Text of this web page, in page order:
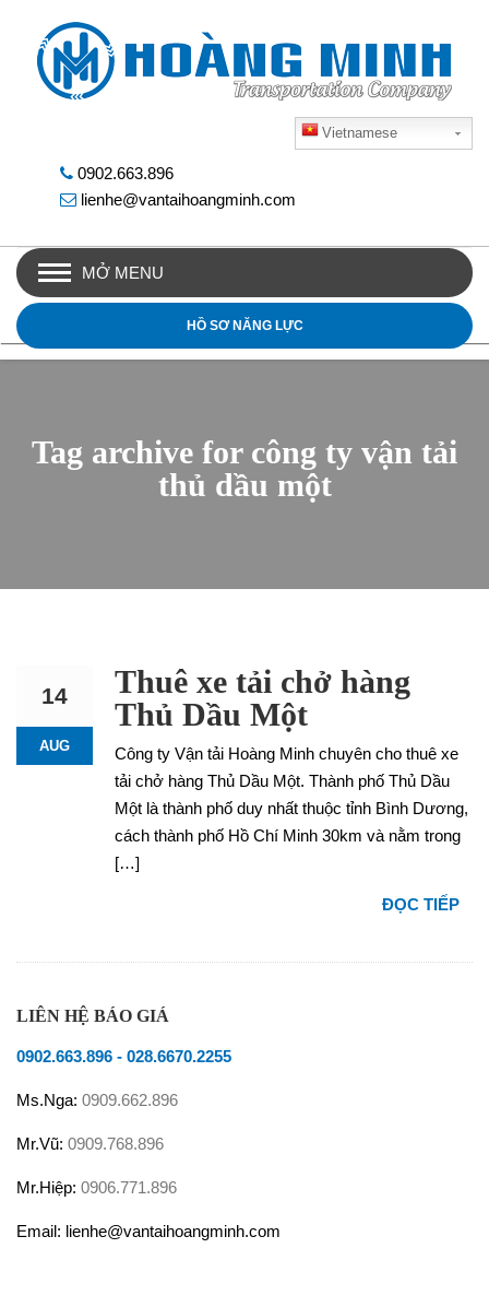
Vietnamese
0902.663.896
lienhe@vantaihoangminh.com
MỞ MENU
HỒ SƠ NĂNG LỰC
Tag archive for công ty vận tải
thủ dầu một
14
AUG
Thuê xe tải chở hàng
Thủ Dầu Một
Công ty Vận tải Hoàng Minh chuyên cho thuê xe
tải chở hàng Thủ Dầu Một. Thành phố Thủ Dầu
Một là thành phố duy nhất thuộc tỉnh Bình Dương,
cách thành phố Hồ Chí Minh 30km và nằm trong
[…]
ĐỌC TIẾP
LIÊN HỆ BÁO GIÁ
0902.663.896 - 028.6670.2255
Ms.Nga: 0909.662.896
Mr.Vũ: 0909.768.896
Mr.Hiệp: 0906.771.896
Email: lienhe@vantaihoangminh.com